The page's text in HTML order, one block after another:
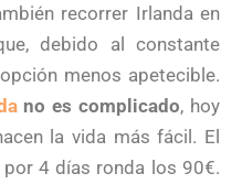
recorrer Irlanda en
debido al constante
menos apetecible.
no es complicado, hoy
la vida más fácil. El
4 días ronda los 90€.